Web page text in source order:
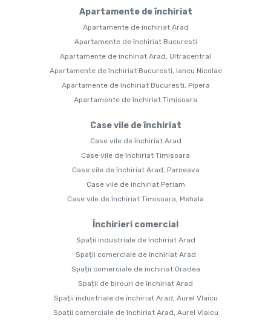
Apartamente de închiriat
Apartamente de închiriat Arad
Apartamente de închiriat Bucuresti
Apartamente de închiriat Arad, Ultracentral
Apartamente de închiriat Bucuresti, Iancu Nicolae
Apartamente de închiriat Bucuresti, Pipera
Apartamente de închiriat Timisoara
Case vile de închiriat
Case vile de închiriat Arad
Case vile de închiriat Timisoara
Case vile de închiriat Arad, Parneava
Case vile de închiriat Periam
Case vile de închiriat Timisoara, Mehala
Închirieri comercial
Spații industriale de închiriat Arad
Spații comerciale de închiriat Arad
Spații comerciale de închiriat Oradea
Spații de birouri de închiriat Arad
Spații industriale de închiriat Arad, Aurel Vlaicu
Spații comerciale de închiriat Arad, Aurel Vlaicu